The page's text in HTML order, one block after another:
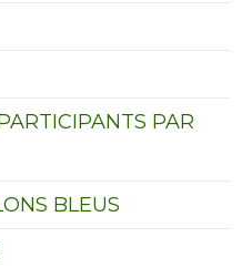
PAR
BLEUS